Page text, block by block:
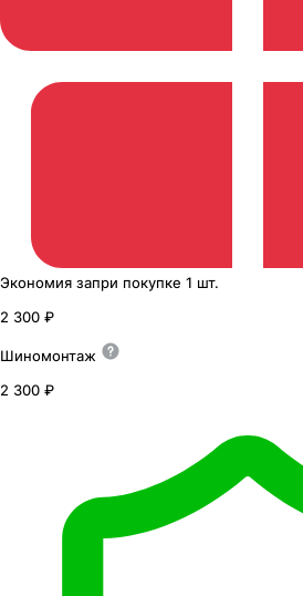
Экономия запри покупке 1 шт.
2 300 ₽
Шиномонтаж
2 300 ₽